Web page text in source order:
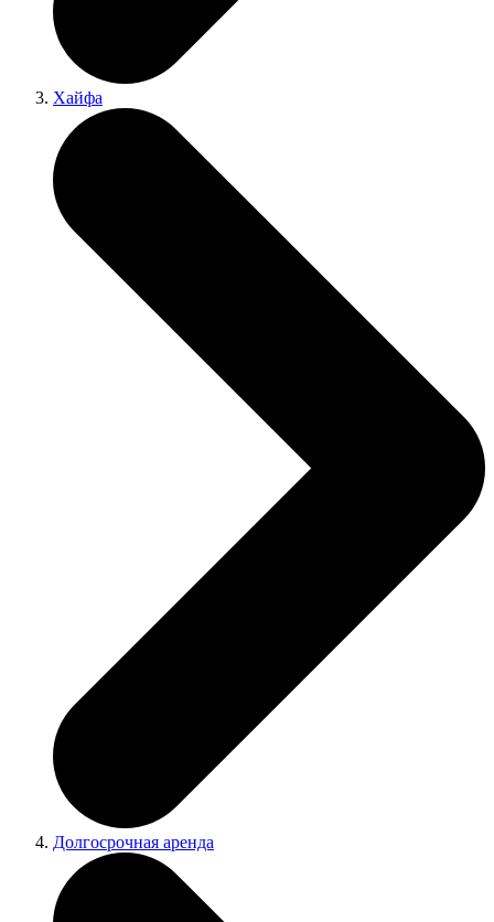
Хайфа
Долгосрочная аренда